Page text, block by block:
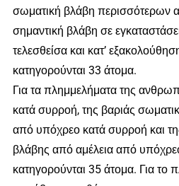
σωματική βλάβη περισσότερων
σημαντική βλάβη σε
τελεσθείσα και κατ’
κατηγορούνται 33 άτομα.
Για τα πλημμελήματα της
κατά συρροή, της βαριάς
από υπόχρεο κατά συρροή και
βλάβης από αμέλεια από
κατηγορούνται 35 άτομα. Για το